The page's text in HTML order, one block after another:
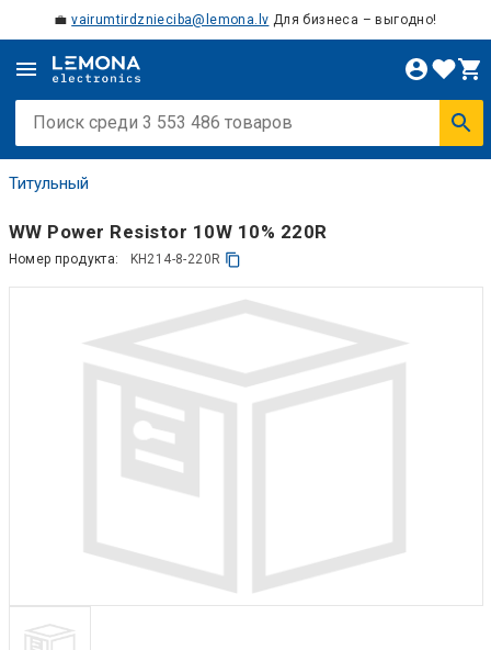
💼vairumtirdznieciba@lemona.lv Для бизнеса – выгодно!
Титульный
WW Power Resistor 10W 10% 220R
Номер продукта: KH214-8-220R